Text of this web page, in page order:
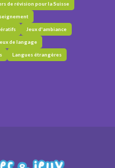
de révision pour la Suisse
Jeux d'ambiance
de langage
Langues étrangères